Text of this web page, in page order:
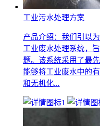
工业污水处理方案
产品介绍：我们引以
工业废水处理系统，
题。该系统采用了最
能够将工业废水中的
和无机化...